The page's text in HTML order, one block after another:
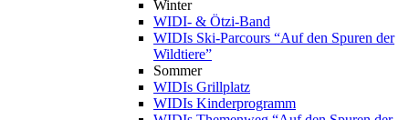
Winter
WIDI- & Ötzi-Band
WIDIs Ski-Parcours “Auf den Spuren der
Wildtiere”
Sommer
WIDIs Grillplatz
WIDIs Kinderprogramm